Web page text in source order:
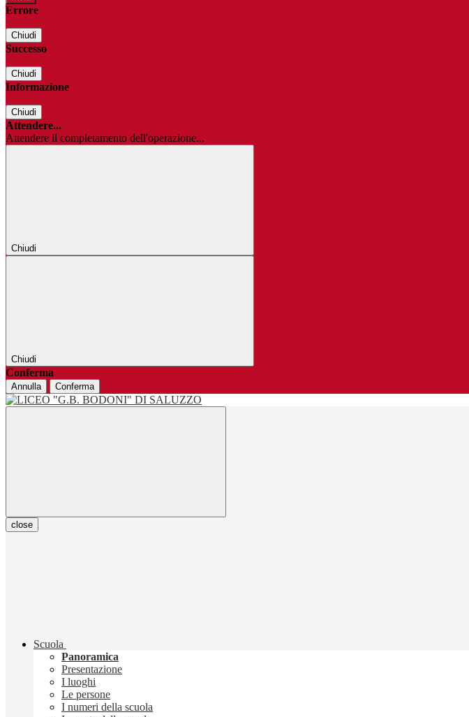
Errore
Chiudi
Successo
Chiudi
Informazione
Chiudi
Attendere...
Attendere il completamento dell'operazione...
Chiudi
Chiudi
Conferma
Annulla Conferma
close
Scuola
Panoramica
Presentazione
I luoghi
Le persone
I numeri della scuola